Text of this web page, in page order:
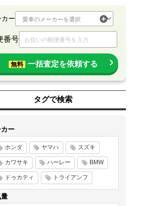
カー
番号
無料 一括査定を依頼する
タグで検索
ー
ホンダ ヤマハ スズキ
カワサキ ハーレー BMW
ドゥカティ トライアンフ